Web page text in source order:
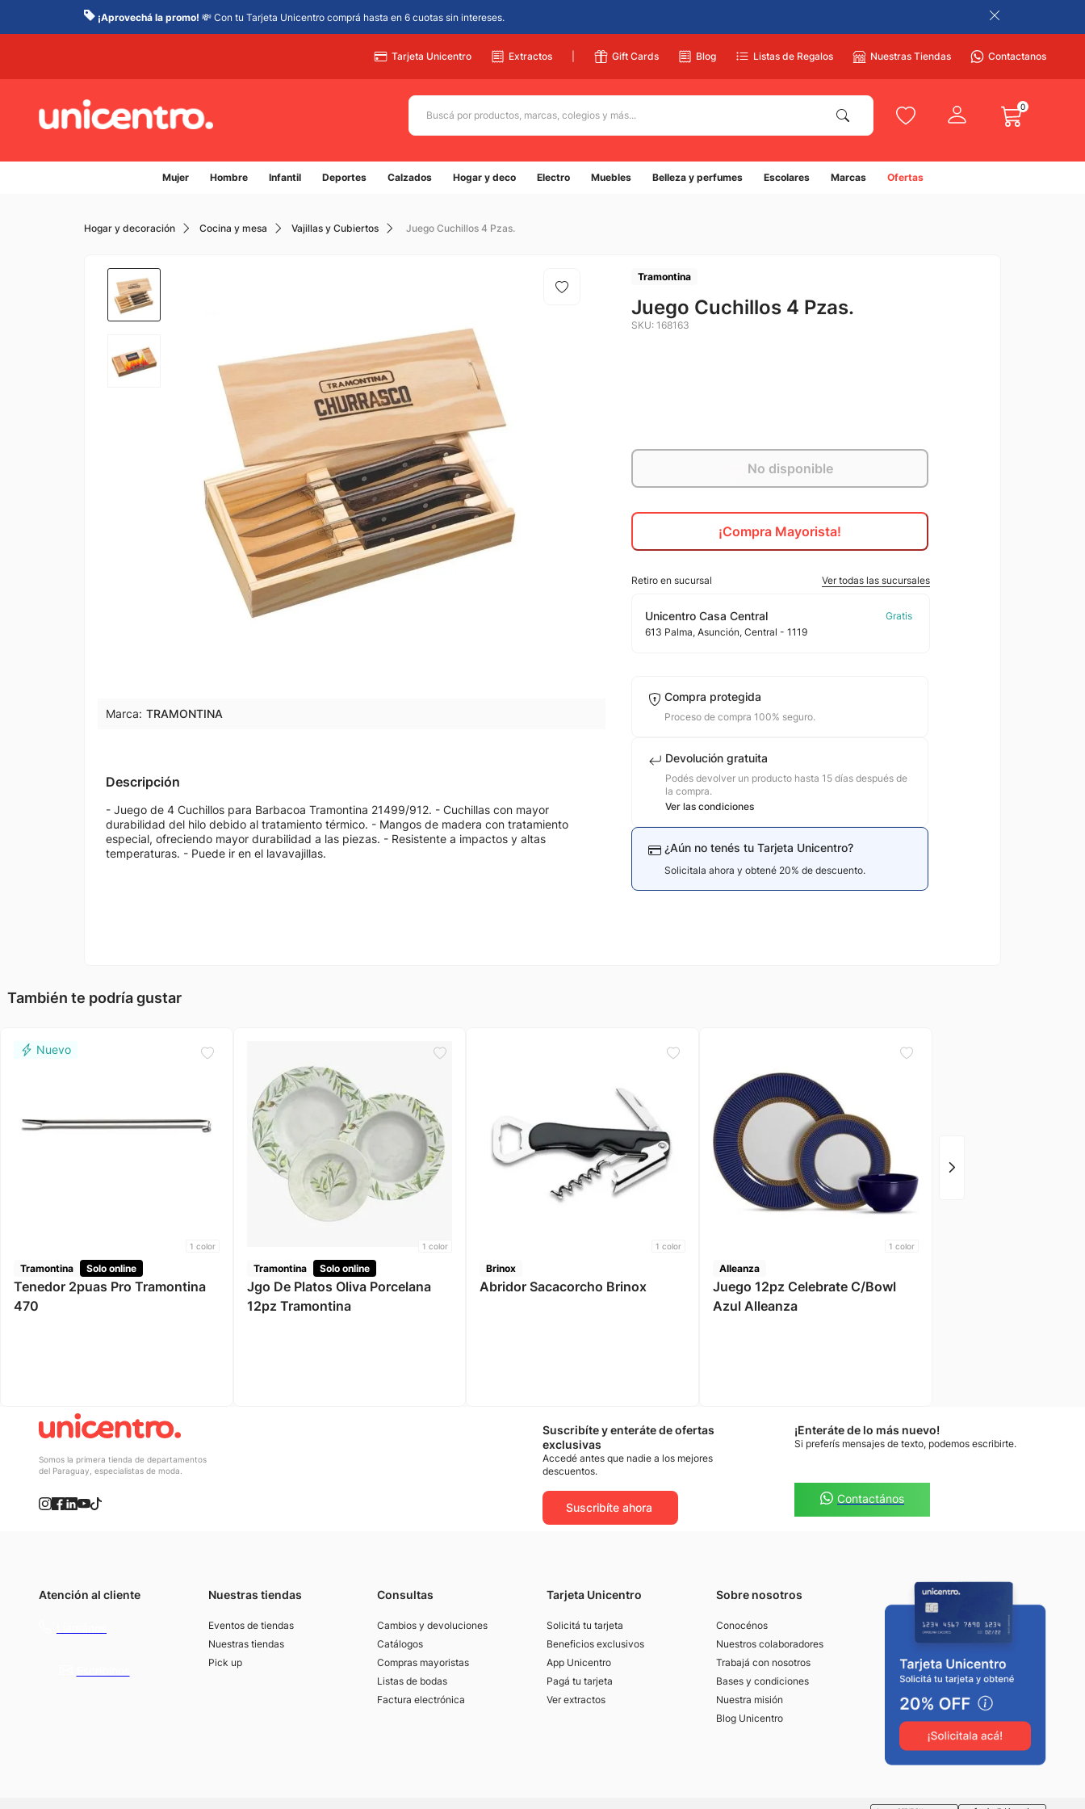
¡Aprovechá la promo! 💸 Con tu Tarjeta Unicentro comprá hasta en 6 cuotas sin intereses.
Tarjeta Unicentro Extractos Gift Cards Blog Listas de Regalos Nuestras Tiendas Contactanos
Buscá por productos, marcas, colegios y más... 0
Mujer Hombre Infantil Deportes Calzados Hogar y deco Electro Muebles Belleza y perfumes Escolares Marcas Ofertas
Hogar y decoración Cocina y mesa Vajillas y Cubiertos Juego Cuchillos 4 Pzas.
Marca: TRAMONTINA
Descripción
- Juego de 4 Cuchillos para Barbacoa Tramontina 21499/912. - Cuchillas con mayor
durabilidad del hilo debido al tratamiento térmico. - Mangos de madera con tratamiento
especial, ofreciendo mayor durabilidad a las piezas. - Resistente a impactos y altas
temperaturas. - Puede ir en el lavavajillas.
Tramontina
Juego Cuchillos 4 Pzas.
SKU: 168163
No disponible
¡Compra Mayorista!
Retiro en sucursal Ver todas las sucursales
Unicentro Casa Central
613 Palma, Asunción, Central - 1119
Compra protegida
Proceso de compra 100% seguro.
Devolución gratuita
Podés devolver un producto hasta 15 días después de
la compra.
Ver las condiciones
¿Aún no tenés tu Tarjeta Unicentro?
Solicitala ahora y obtené 20% de descuento.
También te podría gustar
1 color
Tramontina Solo online
Tenedor 2puas Pro Tramontina
470
1 color
Tramontina Solo online
Jgo De Platos Oliva Porcelana
12pz Tramontina
1 color
Brinox
Abridor Sacacorcho Brinox
1 color
Alleanza
Juego 12pz Celebrate C/Bowl
Azul Alleanza
Somos la primera tienda de departamentos
del Paraguay, especialistas de moda.
Suscribíte y enteráte de ofertas
exclusivas
Accedé antes que nadie a los mejores
descuentos.
Suscribíte ahora
¡Enteráte de lo más nuevo!
Si preferís mensajes de texto, podemos escribirte.
Contactános
Atención al cliente
Nuestras tiendas
Eventos de tiendas
Nuestras tiendas
Pick up
Consultas
Cambios y devoluciones
Catálogos
Compras mayoristas
Listas de bodas
Factura electrónica
Tarjeta Unicentro
Solicitá tu tarjeta
Beneficios exclusivos
App Unicentro
Pagá tu tarjeta
Ver extractos
Sobre nosotros
Conocénos
Nuestros colaboradores
Trabajá con nosotros
Bases y condiciones
Nuestra misión
Blog Unicentro
Términos más buscados